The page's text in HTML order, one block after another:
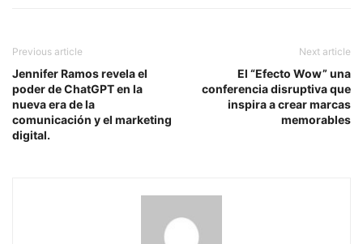
Previous article
Jennifer Ramos revela el
poder de ChatGPT en la
nueva era de la
comunicación y el marketing
digital.
Next article
El “Efecto Wow” una
conferencia disruptiva que
inspira a crear marcas
memorables